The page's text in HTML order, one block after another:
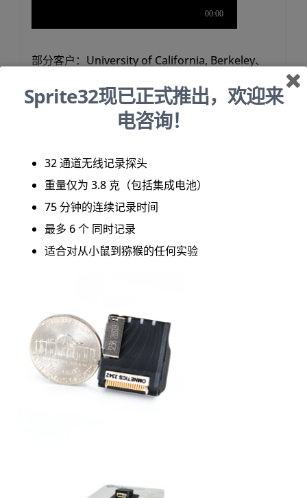
部分客户：University of California, Berkeley、
Massachusetts Institute of Technology、
Sainsbury Wellcome Centre、New York
University、Northwestern University、Boston
University、Johns Hopkins University、Duke
University、IMEC, Belgium等
以下是Jakob Voigts利用Neurolabware双光子显
微镜结合气浮笼行为学的实验，
Somatic and dendritic encoding of spatial
Sprite32现已正式推出，欢迎来
电咨询！
32 通道无线记录探头
重量仅为 3.8 克（包括集成电池）
75 分钟的连续记录时间
最多 6 个 同时记录
适合对从小鼠到猕猴的任何实验